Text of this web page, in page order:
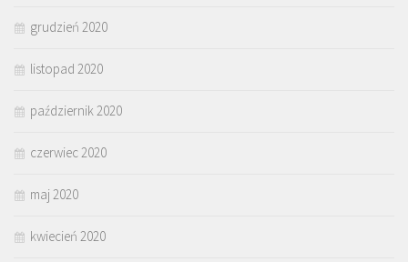
grudzień 2020
listopad 2020
październik 2020
czerwiec 2020
maj 2020
kwiecień 2020